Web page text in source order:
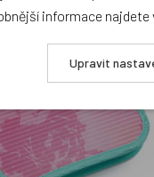
informace najdete
Upravit